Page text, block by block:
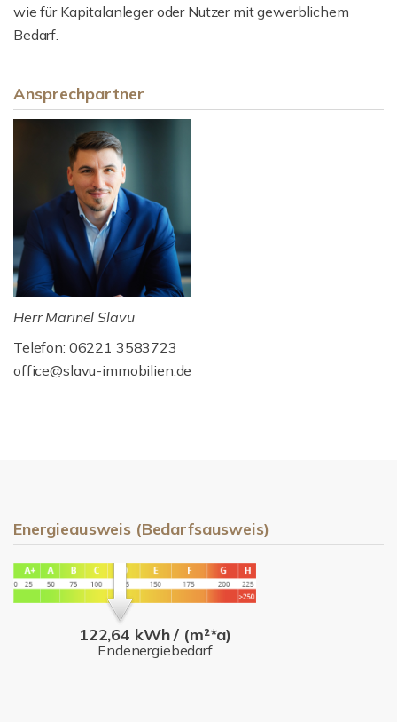
wie für Kapitalanleger oder Nutzer mit gewerblichem
Bedarf.
Ansprechpartner
Herr Marinel Slavu
Telefon: 06221 3583723
office@slavu-immobilien.de
Energieausweis (Bedarfsausweis)
122,64 kWh / (m²*a)
Endenergiebedarf